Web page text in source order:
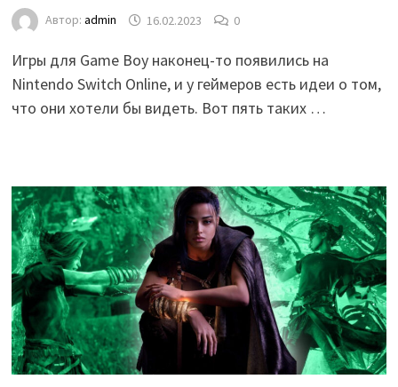
Автор: admin 16.02.2023 0
Игры для Game Boy наконец-то появились на
Nintendo Switch Online, и у геймеров есть идеи о том,
что они хотели бы видеть. Вот пять таких …